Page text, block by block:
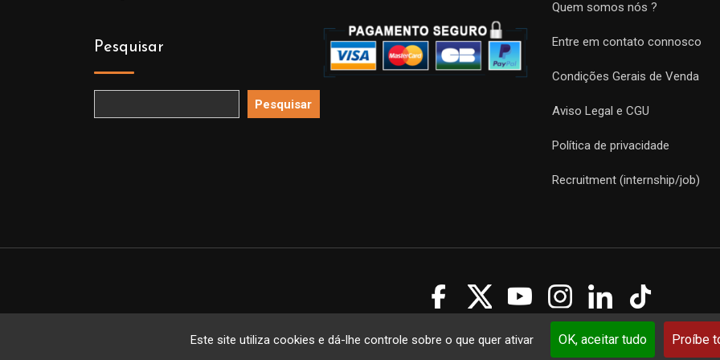
Este site utiliza cookies e dá-lhe controle sobre o que quer ativar OK, aceitar tudo Proíbe
Pesquisar
Pesquisar
Quem somos nós ?
Entre em contato connosco
Condições Gerais de Venda
Aviso Legal e CGU
Política de privacidade
Recruitment (internship/job)
Copyright Guides 2021. Tous droits réservés. Développement web sur mesure